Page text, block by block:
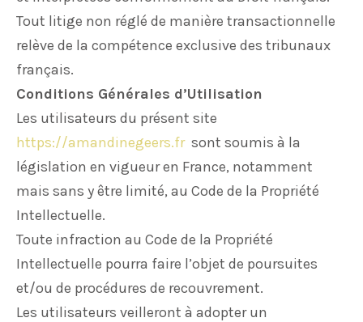
Tout litige non réglé de manière transactionnelle
relève de la compétence exclusive des tribunaux
français.
Conditions Générales d’Utilisation
Les utilisateurs du présent site
https://amandinegeers.frsont soumis à la
législation en vigueur en France, notamment
mais sans y être limité, au Code de la Propriété
Intellectuelle.
Toute infraction au Code de la Propriété
Intellectuelle pourra faire l’objet de poursuites
et/ou de procédures de recouvrement.
Les utilisateurs veilleront à adopter un